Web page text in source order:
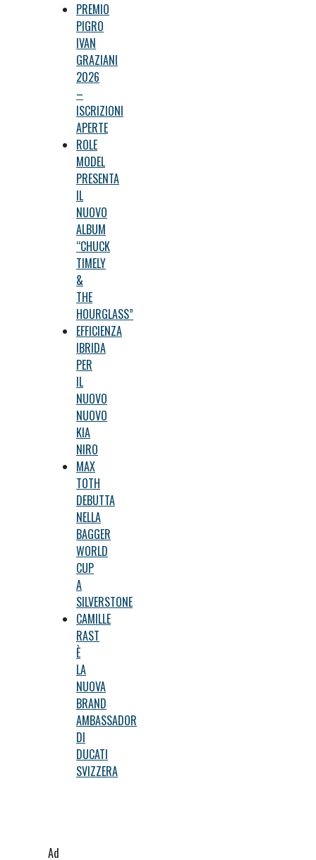
PREMIO
PIGRO
IVAN
GRAZIANI
2026
–
ISCRIZIONI
APERTE
ROLE
MODEL
PRESENTA
IL
NUOVO
ALBUM
“CHUCK
TIMELY
&
THE
HOURGLASS”
EFFICIENZA
IBRIDA
PER
IL
NUOVO
NUOVO
KIA
NIRO
MAX
TOTH
DEBUTTA
NELLA
BAGGER
WORLD
CUP
A
SILVERSTONE
CAMILLE
RAST
È
LA
NUOVA
BRAND
AMBASSADOR
DI
DUCATI
SVIZZERA
Ad